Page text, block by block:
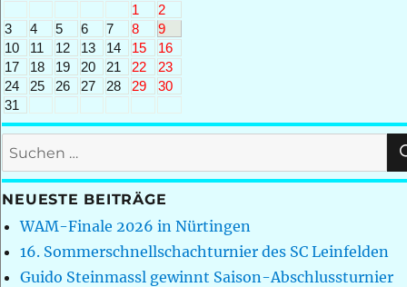
1
2
3
4 5 6 7 8
9
10
11 12 13 14 15
16
17
18 19 20 21 22
23
24
25 26 27 28 29
30
31
Suchen
nach:
NEUESTE BEITRÄGE
WAM-Finale 2026 in Nürtingen
16. Sommerschnellschachturnier des SC Leinfelden
Guido Steinmassl gewinnt Saison-Abschlussturnier